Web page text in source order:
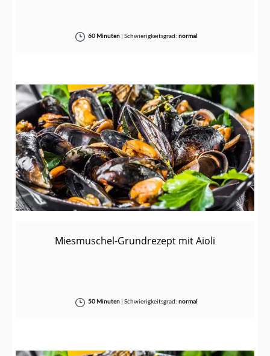
60 Minuten| Schwierigkeitsgrad: normal
Miesmuschel-Grundrezept mit Aioli
50 Minuten| Schwierigkeitsgrad: normal